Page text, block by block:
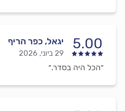
5.00 יגאל, כפר הריף
29 ביוני, 2026
״הכל היה בסדר.״